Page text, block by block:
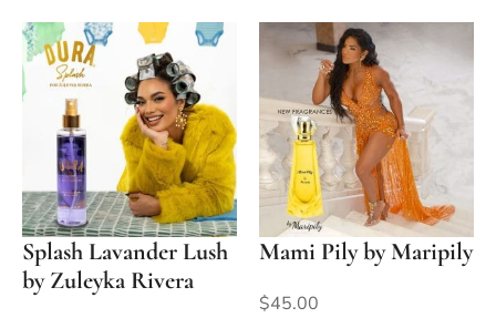
Splash Lavander Lush
by Zuleyka Rivera
Mami Pily by Maripily
$45.00